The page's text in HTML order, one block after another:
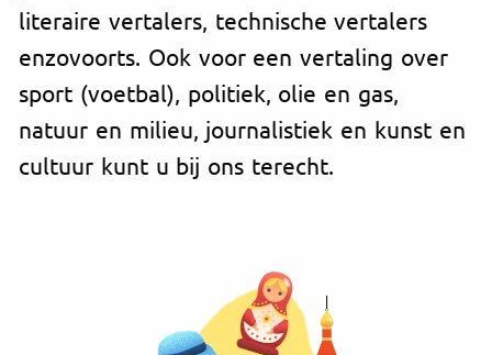
literaire vertalers, technische vertalers
enzovoorts. Ook voor een vertaling over
sport (voetbal), politiek, olie en gas,
natuur en milieu, journalistiek en kunst en
cultuur kunt u bij ons terecht.